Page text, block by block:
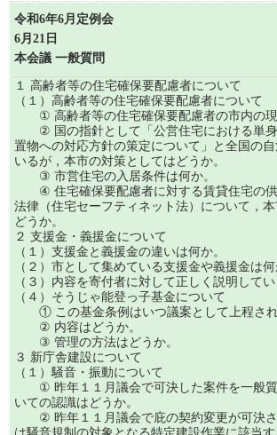
令和6年6月定例会
6月21日
本会議 一般質問
１ 高齢者等の住宅確保要配慮者について
（１）高齢者等の住宅確保要配慮者について
① 高齢者等の住宅確保要配慮者の市内の現
② 国の指針として「公営住宅における単身
置物への対応方針の策定について」と全国の
いるが，本市の対策としてはどうか。
③ 市営住宅の入居条件は何か。
④ 住宅確保要配慮者に対する賃貸住宅の供
法律（住宅セーフティネット法）について，
どうか。
２ 支援金・義援金について
（１）支援金と義援金の違いは何か。
（２）市として集めている支援金や義援金は何
（３）内容を寄付者に対して正しく説明してい
（４）そうじゃ能登っ子基金について
① この基金条例はいつ議案として上程され
② 内容はどうか。
③ 管理の方法はどうか。
３ 新庁舎建設について
（１）騒音・振動について
① 昨年１１月議会で可決した案件を一般質
いての認識はどうか。
② 昨年１１月議会で庇の契約変更が可決さ